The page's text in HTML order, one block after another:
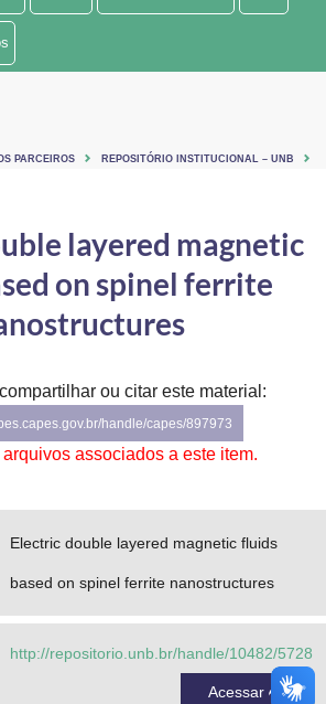
e dos Direitos Humanos
PARCEIROS REPOSITÓRIO INSTITUCIONAL – UNB
layered magnetic
on spinel ferrite
ou citar este material:
handle/capes/897973
associados a este item.
Electric double layered magnetic fluids
based on spinel ferrite nanostructures
http://repositorio.unb.br/handle/10482/5728
Acessar